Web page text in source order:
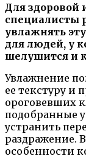
Для здоровой
специалисты
увлажнять
для людей, у
шелушится и
Увлажнение
ее текстуру и
ороговевших
подобранные
устранить
раздражение.
особенности